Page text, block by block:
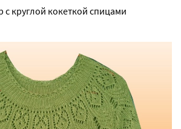
круглой кокеткой спицами